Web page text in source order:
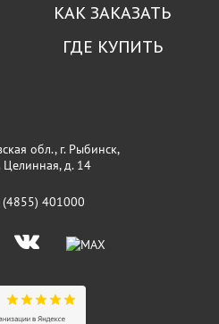
КАК ЗАКАЗАТЬ
ГДЕ КУПИТЬ
обл., г. Рыбинск,
Целинная, д. 14
(4855) 401000